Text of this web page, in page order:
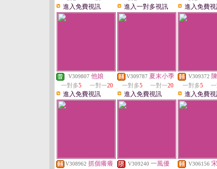
進入免費視訊 進入一對多視訊 進入免費
V309807 他娘
一對多5 一對一20
進入免費視訊
V309787 夏末小季
一對多5 一對一20
進入免費視訊
V309372
一對多5
進入免費
V308962 抓個癢癢 V309240 一風優 V306156